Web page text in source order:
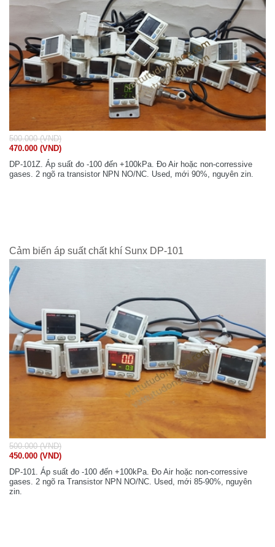
500.000 (VND)
470.000 (VND)
DP-101Z. Áp suất đo -100 đến +100kPa. Đo Air hoặc non-corressive
gases. 2 ngõ ra transistor NPN NO/NC. Used, mới 90%, nguyên zin.
Cảm biến áp suất chất khí Sunx DP-101
500.000 (VND)
450.000 (VND)
DP-101. Áp suất đo -100 đến +100kPa. Đo Air hoặc non-corressive
gases. 2 ngõ ra Transistor NPN NO/NC. Used, mới 85-90%, nguyên
zin.